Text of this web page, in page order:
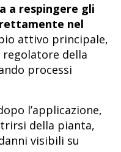
a respingere gli
nel
attivo principale,
regolatore della
processi
l’applicazione,
della pianta,
visibili su